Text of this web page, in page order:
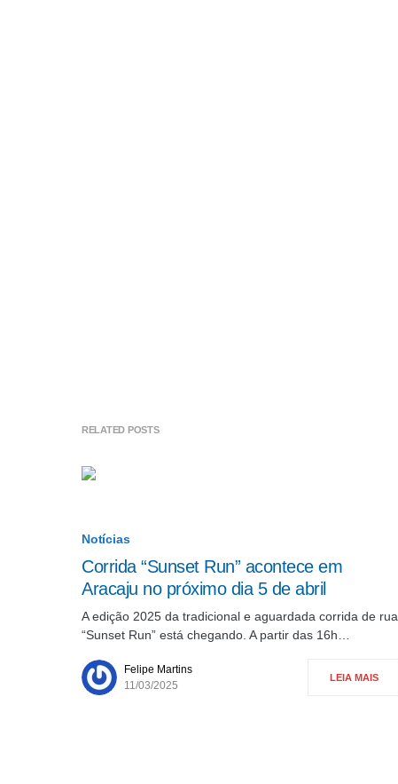
RELATED POSTS
Notícias
Corrida “Sunset Run” acontece em
Aracaju no próximo dia 5 de abril
A edição 2025 da tradicional e aguardada corrida de rua
“Sunset Run” está chegando. A partir das 16h…
Felipe Martins
11/03/2025
LEIA MAIS